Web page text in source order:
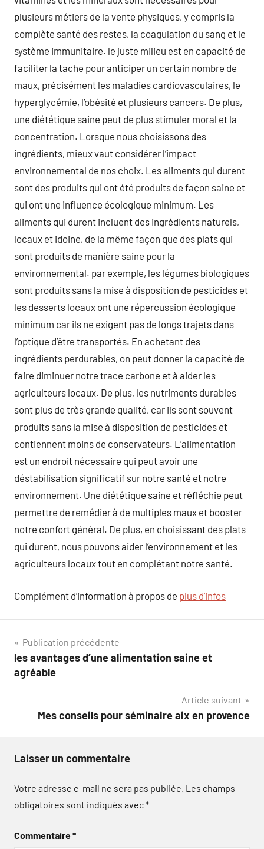
plusieurs métiers de la vente physiques, y compris la
complète santé des restes, la coagulation du sang et le
système immunitaire. le juste milieu est en capacité de
faciliter la tache pour anticiper un certain nombre de
maux, précisément les maladies cardiovasculaires, le
hyperglycémie, l’obésité et plusieurs cancers. De plus,
une diététique saine peut de plus stimuler moral et la
concentration. Lorsque nous choisissons des
ingrédients, mieux vaut considérer l’impact
environnemental de nos choix. Les aliments qui durent
sont des produits qui ont été produits de façon saine et
qui ont une influence écologique minimum. Les
aliments qui durent incluent des ingrédients naturels,
locaux et idoine, de la même façon que des plats qui
sont produits de manière saine pour la
environnemental. par exemple, les légumes biologiques
sont produits sans la mise à disposition de pesticides et
les desserts locaux ont une répercussion écologique
minimum car ils ne exigent pas de longs trajets dans
l’optique d’être transportés. En achetant des
ingrédients perdurables, on peut donner la capacité de
faire diminuer notre trace carbone et à aider les
agriculteurs locaux. De plus, les nutriments durables
sont plus de très grande qualité, car ils sont souvent
produits sans la mise à disposition de pesticides et
contiennent moins de conservateurs. L’alimentation
est un endroit nécessaire qui peut avoir une
déstabilisation significatif sur notre santé et notre
environnement. Une diététique saine et réfléchie peut
permettre de remédier à de multiples maux et booster
notre confort général. De plus, en choisissant des plats
qui durent, nous pouvons aider l’environnement et les
agriculteurs locaux tout en complétant notre santé.
Complément d’information à propos de plus d’infos
Navigation
de
Publication précédente
les avantages d’une alimentation saine et
agréable
Article suivant
Mes conseils pour séminaire aix en provence
Laisser un commentaire
Votre adresse e-mail ne sera pas publiée. Les champs
obligatoires sont indiqués avec*
Commentaire*